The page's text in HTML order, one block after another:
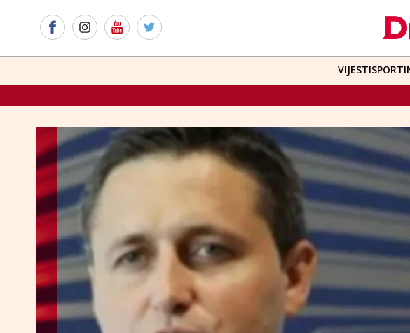
VIJESTISPORT